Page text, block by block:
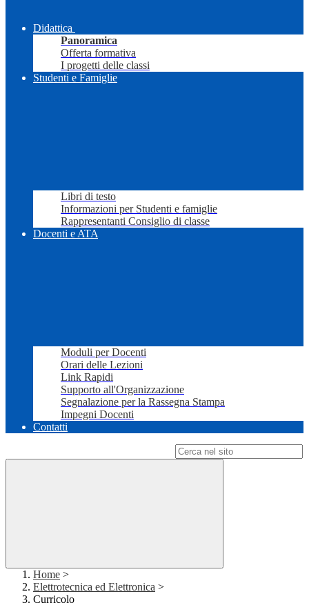
Didattica
Panoramica
Offerta formativa
I progetti delle classi
Studenti e Famiglie
Libri di testo
Informazioni per Studenti e famiglie
Rappresentanti Consiglio di classe
Docenti e ATA
Moduli per Docenti
Orari delle Lezioni
Link Rapidi
Supporto all'Organizzazione
Segnalazione per la Rassegna Stampa
Impegni Docenti
Contatti
Home >
Elettrotecnica ed Elettronica >
Curricolo